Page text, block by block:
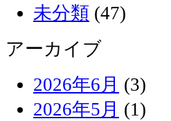
未分類 (47)
アーカイブ
2026年6月 (3)
2026年5月 (1)